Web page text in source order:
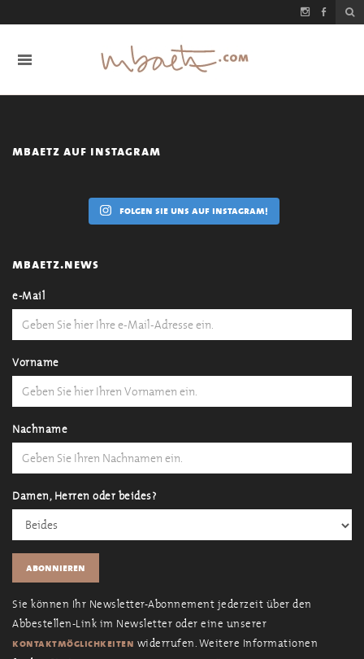
mbaetz auf instagram
folgen sie uns auf instagram!
mbaetz.news
e-Mail
Vorname
Nachname
Damen, Herren oder beides?
Sie können Ihr Newsletter-Abonnement jederzeit über den
Abbestellen-Link im Newsletter oder eine unserer
kontaktmöglichkeiten widerrufen. Weitere Informationen